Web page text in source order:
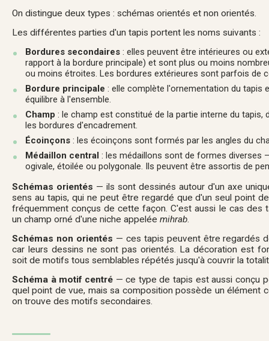
On distingue deux types : schémas orientés et non orientés.
Les différentes parties d'un tapis portent les noms suivants :
Bordures secondaires : elles peuvent être intérieures ou
rapport à la bordure principale) et sont plus ou moins
ou moins étroites. Les bordures extérieures sont parfois de
Bordure principale : elle complète l'ornementation du tapis
équilibre à l'ensemble.
Champ : le champ est constitué de la partie interne du tapis,
les bordures d'encadrement.
Écoinçons : les écoinçons sont formés par les angles du
Médaillon central : les médaillons sont de formes diverses
ogivale, étoilée ou polygonale. Ils peuvent être assortis de
Schémas orientés — ils sont dessinés autour d'un axe
sens au tapis, qui ne peut être regardé que d'un seul point
fréquemment conçus de cette façon. C'est aussi le cas des
un champ orné d'une niche appelée mihrab.
Schémas non orientés — ces tapis peuvent être regardés
car leurs dessins ne sont pas orientés. La décoration est
soit de motifs tous semblables répétés jusqu'à couvrir la
Schéma à motif centré— ce type de tapis est aussi conçu
quel point de vue, mais sa composition possède un élément
on trouve des motifs secondaires.